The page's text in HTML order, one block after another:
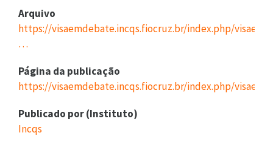
Arquivo
https://visaemdebate.incqs.fiocruz.br/index.php/
…
Página da publicação
https://visaemdebate.incqs.fiocruz.br/index.php/
Publicado por (Instituto)
Incqs